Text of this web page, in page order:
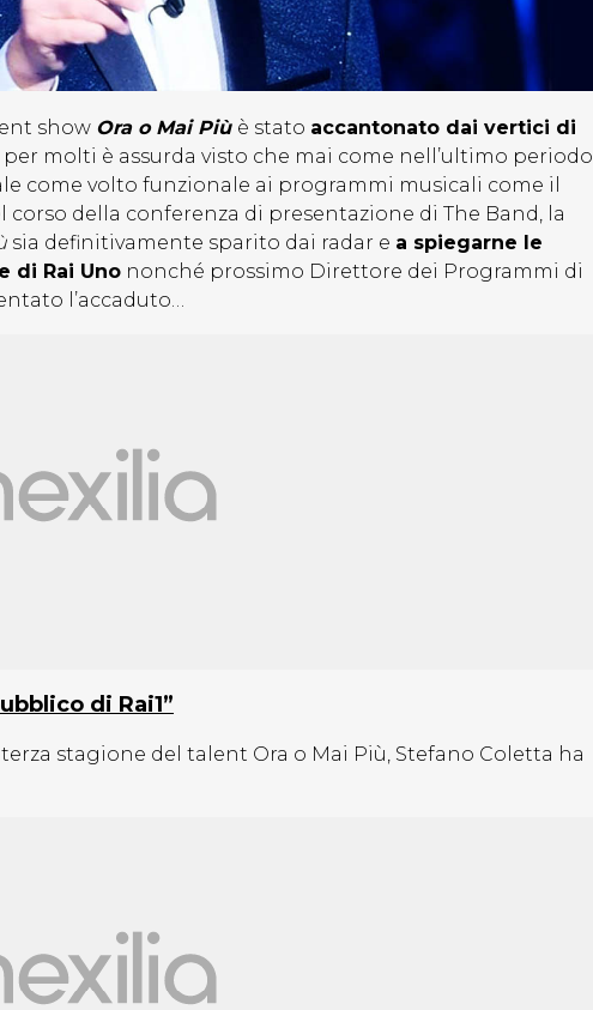
show Ora o Mai Più è stato accantonato dai vertici di
per molti è assurda visto che mai come nell’ultimo periodo
come volto funzionale ai programmi musicali come il
corso della conferenza di presentazione di The Band, la
sia definitivamente sparito dai radar e a spiegarne le
di Rai Uno nonché prossimo Direttore dei Programmi di
l’accaduto…
di Rai1”
stagione del talent Ora o Mai Più, Stefano Coletta ha